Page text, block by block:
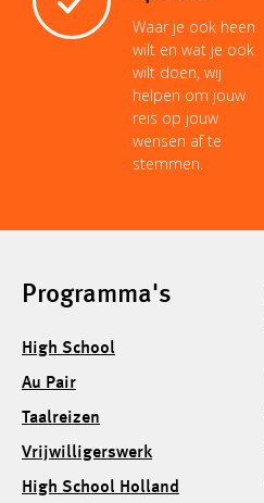
Waar je ook heen
wilt en wat je ook
wilt doen, wij
helpen om jouw
reis op jouw
wensen af te
stemmen.
Programma's
High School
Au Pair
Taalreizen
Vrijwilligerswerk
High School Holland